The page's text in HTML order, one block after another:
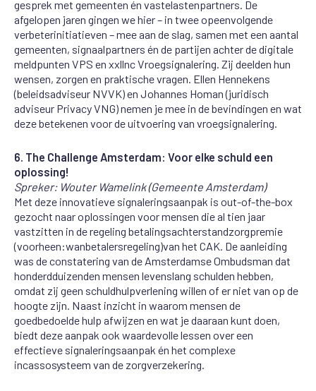
gesprek met gemeenten én vastelastenpartners. De
afgelopen jaren gingen we hier – in twee opeenvolgende
verbeterinitiatieven – mee aan de slag, samen met een aantal
gemeenten, signaalpartners én de partijen achter de digitale
meldpunten VPS en xxllnc Vroegsignalering. Zij deelden hun
wensen, zorgen en praktische vragen. Ellen Hennekens
(beleidsadviseur NVVK) en Johannes Homan (juridisch
adviseur Privacy VNG) nemen je mee in de bevindingen en wat
deze betekenen voor de uitvoering van vroegsignalering.
6. The Challenge Amsterdam: Voor elke schuld een
oplossing!
Spreker: Wouter Wamelink (Gemeente Amsterdam)
Met deze innovatieve signaleringsaanpak is out-of-the-box
gezocht naar oplossingen voor mensen die al tien jaar
vastzitten in de regeling betalingsachterstandzorgpremie
(voorheen:wanbetalersregeling)van het CAK. De aanleiding
was de constatering van de Amsterdamse Ombudsman dat
honderdduizenden mensen levenslang schulden hebben,
omdat zij geen schuldhulpverlening willen of er niet van op de
hoogte zijn. Naast inzicht in waarom mensen de
goedbedoelde hulp afwijzen en wat je daaraan kunt doen,
biedt deze aanpak ook waardevolle lessen over een
effectieve signaleringsaanpak én het complexe
incassosysteem van de zorgverzekering.